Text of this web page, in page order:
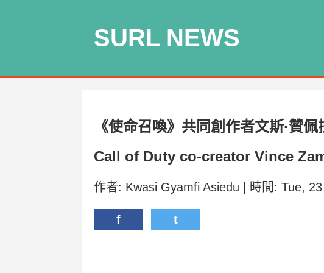
SURL NEWS
《使命召喚》共同創作者文斯·贊
Call of Duty co-creator Vince
作者: Kwasi Gyamfi Asiedu | 時間: Tue,
f t